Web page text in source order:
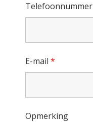
Telefoonnummer
E-mail *
Opmerking